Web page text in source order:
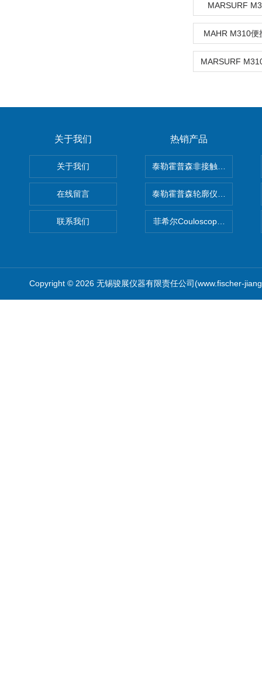
MARSURF
MAHR M310便
关于我们
关于我们
在线留言
联系我们
热销产品
泰勒霍普森非接触式轮廓仪
泰勒霍普森轮廓仪|TAYLOR
菲希尔Couloscope CMS2电
Copyright © 2026 无锡骏展仪器有限责任公司(www.fischer-